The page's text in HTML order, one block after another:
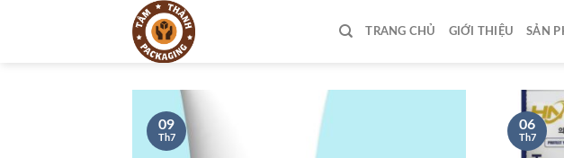
TRANG CHỦ GIỚI THIỆU SẢN
09
Th7
06
Th7